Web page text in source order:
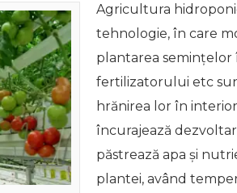
Agricultura
tehnologie, în care
plantarea semințelor
fertilizatorului etc
hrănirea lor în
încurajează
păstrează apa și
plantei, având